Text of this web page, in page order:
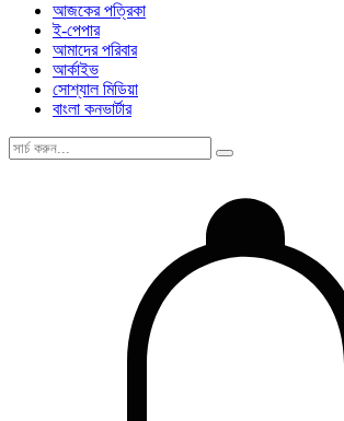
আজকের পত্রিকা
ই-পেপার
আমাদের পরিবার
আর্কাইভ
সোশ্যাল মিডিয়া
বাংলা কনভার্টার